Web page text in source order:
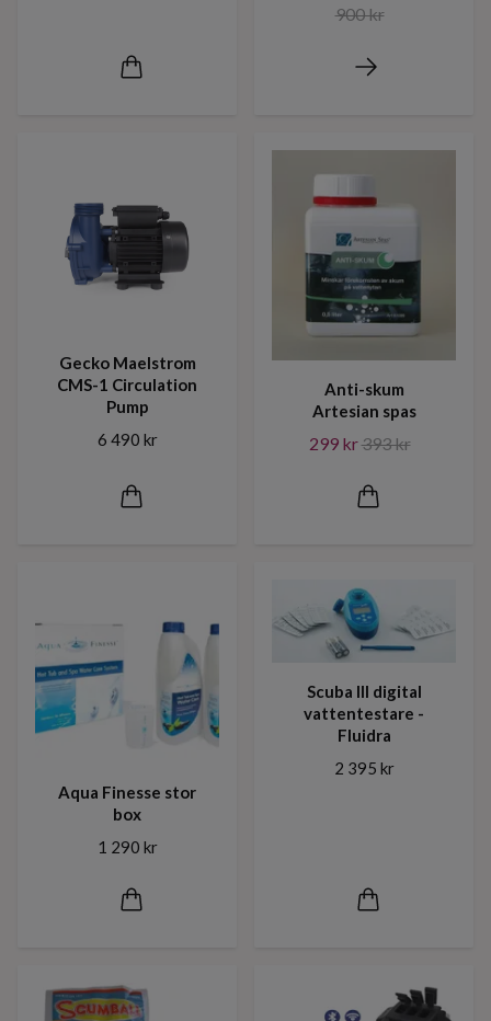
900 kr
Gecko Maelstrom
CMS-1 Circulation
Pump
6 490 kr
Anti-skum
Artesian spas
299 kr393 kr
Aqua Finesse stor
box
1 290 kr
Scuba III digital
vattentestare -
Fluidra
2 395 kr